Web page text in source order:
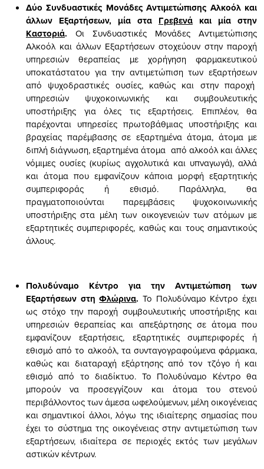
Δύο Συνδυαστικές Μονάδες Αντιμετώπισης Αλκοόλ και
άλλων Εξαρτήσεων, μία στα Γρεβενά και μία στην
Καστοριά. Οι Συνδυαστικές Μονάδες Αντιμετώπισης
Αλκοόλ και άλλων Εξαρτήσεων στοχεύουν στην παροχή
υπηρεσιών θεραπείας με χορήγηση φαρμακευτικού
υποκατάστατου για την αντιμετώπιση των εξαρτήσεων
από ψυχοδραστικές ουσίες, καθώς και στην παροχή
υπηρεσιών ψυχοκοινωνικής και συμβουλευτικής
υποστήριξης για όλες τις εξαρτήσεις. Επιπλέον, θα
παρέχονται υπηρεσίες πρωτοβάθμιας υποστήριξης και
βραχείας παρέμβασης σε εξαρτημένα άτομα, άτομα με
διπλή διάγνωση, εξαρτημένα άτομα από αλκοόλ και άλλες
νόμιμες ουσίες (κυρίως αγχολυτικά και υπναγωγά), αλλά
και άτομα που εμφανίζουν κάποια μορφή εξαρτητικής
συμπεριφοράς ή εθισμό. Παράλληλα, θα
πραγματοποιούνται παρεμβάσεις ψυχοκοινωνικής
υποστήριξης στα μέλη των οικογενειών των ατόμων με
εξαρτητικές συμπεριφορές, καθώς και τους σημαντικούς
άλλους.
Πολυδύναμο Κέντρο για την Αντιμετώπιση των
Εξαρτήσεων στηΦλώρινα.Το Πολυδύναμο Κέντρο έχει
ως στόχο την παροχή συμβουλευτικής υποστήριξης και
υπηρεσιών θεραπείας και απεξάρτησης σε άτομα που
εμφανίζουν εξαρτήσεις, εξαρτητικές συμπεριφορές ή
εθισμό από το αλκοόλ, τα συνταγογραφούμενα φάρμακα,
καθώς και διαταραχή εξάρτησης από τον τζόγο ή και
εθισμό από το διαδίκτυο. Το Πολυδύναμο Κέντρο θα
μπορούν να προσεγγίζουν και άτομα του στενού
περιβάλλοντος των άμεσα ωφελούμενων, μέλη οικογένειας
και σημαντικοί άλλοι, λόγω της ιδιαίτερης σημασίας που
έχει το σύστημα της οικογένειας στην αντιμετώπιση των
εξαρτήσεων, ιδιαίτερα σε περιοχές εκτός των μεγάλων
αστικών κέντρων.